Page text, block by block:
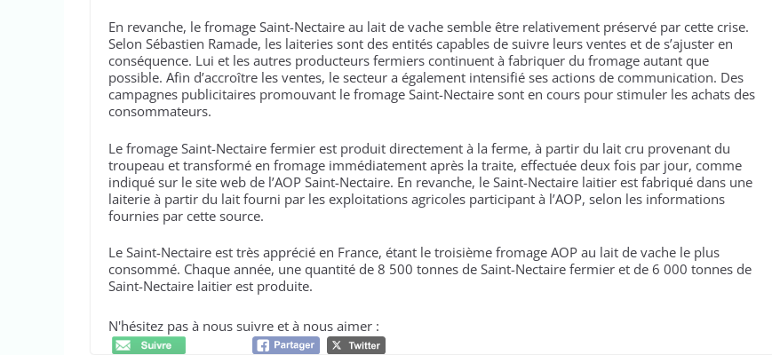
En revanche, le fromage Saint-Nectaire au lait de vache semble être relativement préservé par cette crise.
Selon Sébastien Ramade, les laiteries sont des entités capables de suivre leurs ventes et de s’ajuster en
conséquence. Lui et les autres producteurs fermiers continuent à fabriquer du fromage autant que
possible. Afin d’accroître les ventes, le secteur a également intensifié ses actions de communication. Des
campagnes publicitaires promouvant le fromage Saint-Nectaire sont en cours pour stimuler les achats des
consommateurs.
Le fromage Saint-Nectaire fermier est produit directement à la ferme, à partir du lait cru provenant du
troupeau et transformé en fromage immédiatement après la traite, effectuée deux fois par jour, comme
indiqué sur le site web de l’AOP Saint-Nectaire. En revanche, le Saint-Nectaire laitier est fabriqué dans une
laiterie à partir du lait fourni par les exploitations agricoles participant à l’AOP, selon les informations
fournies par cette source.
Le Saint-Nectaire est très apprécié en France, étant le troisième fromage AOP au lait de vache le plus
consommé. Chaque année, une quantité de 8 500 tonnes de Saint-Nectaire fermier et de 6 000 tonnes de
Saint-Nectaire laitier est produite.
N'hésitez pas à nous suivre et à nous aimer :